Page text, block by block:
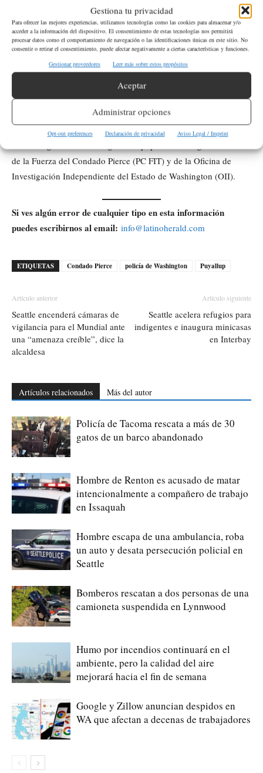
Gestiona tu privacidad
Para ofrecer las mejores experiencias, utilizamos tecnologías como las cookies para almacenar y/o
acceder a la información del dispositivo. El consentimiento de estas tecnologías nos permitirá
procesar datos como el comportamiento de navegación o las identificaciones únicas en este sitio. No
consentir o retirar el consentimiento, puede afectar negativamente a ciertas características y funciones.
Gestionar proveedores
Leer más sobre estos propósitos
Aceptar
Administrar opciones
Opt-out preferences Declaración de privacidad Aviso Legal / Imprint
de 4th Avenue NW, en la ciudad de Puyallup.
¿Quién resultó herido durante el incidente?
Las autoridades informaron que el herido fue un hombre de 30
años que posteriormente fue trasladado a un hospital de Tacoma.
¿Qué agencias investigan el caso?
de la Fuerza del Condado Pierce (PC FIT) y de la Oficina de
Investigación Independiente del Estado de Washington (OII).
Si ves algún error de cualquier tipo en esta información
puedes escribirnos al email: info@latinoherald.com
ETIQUETAS Condado Pierce policía de Washington Puyallup
Artículo anterior
Seattle encenderá cámaras de
vigilancia para el Mundial ante
una “amenaza creíble”, dice la
alcaldesa
Artículo siguiente
Seattle acelera refugios para
indigentes e inaugura minicasas
en Interbay
Artículos relacionados Más del autor
Policía de Tacoma rescata a más de 30
gatos de un barco abandonado
Hombre de Renton es acusado de matar
intencionalmente a compañero de trabajo
en Issaquah
Hombre escapa de una ambulancia, roba
un auto y desata persecución policial en
Seattle
Bomberos rescatan a dos personas de una
camioneta suspendida en Lynnwood
Humo por incendios continuará en el
ambiente, pero la calidad del aire
mejorará hacia el fin de semana
Google y Zillow anuncian despidos en
WA que afectan a decenas de trabajadores